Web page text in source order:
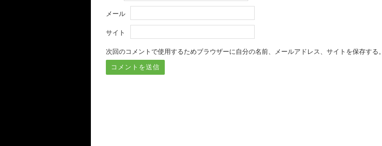
メール
サイト
次回のコメントで使用するためブラウザーに自分の名前、メールアドレス、サイトを保存する。